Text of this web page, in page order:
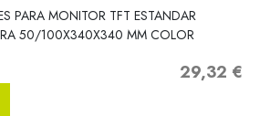
PARA MONITOR TFT ESTANDAR
50/100X340X340 MM COLOR
Precio
29,32 €